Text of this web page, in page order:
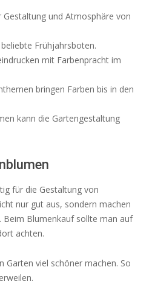
Gestaltung und Atmosphäre von
Frühjahrsboten.
mit Farbenpracht im
bringen Farben bis in den
kann die Gartengestaltung
für die Gestaltung von
nur gut aus, sondern machen
Beim Blumenkauf sollte man auf
achten.
Garten viel schöner machen. So